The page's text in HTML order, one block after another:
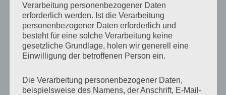
NEUESTE BEITRÄGE
Ein letzter Gruß…..
Verarbeitung personenbezogener Daten
erforderlich werden. Ist die Verarbeitung
personenbezogener Daten erforderlich und
besteht für eine solche Verarbeitung keine
gesetzliche Grundlage, holen wir generell eine
Einwilligung der betroffenen Person ein.
Die Verarbeitung personenbezogener Daten,
beispielsweise des Namens, der Anschrift, E-Mail-